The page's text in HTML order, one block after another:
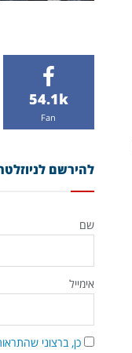
54.1k
Fan
להירשם
שם
אימייל
כן, ברצוני